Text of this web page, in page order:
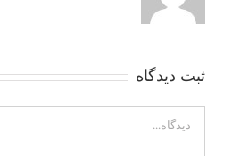
ثبت ديدگاه